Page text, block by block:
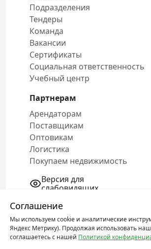
Соглашение
Мы используем cookie и аналитические
Яндекс Метрику). Продолжая использовать
соглашаетесь с нашей Политикой
Подразделения
Тендеры
Команда
Вакансии
Сертификаты
Социальная ответственность
Учебный центр
Партнерам
Арендаторам
Поставщикам
Оптовикам
Логистика
Покупаем недвижимость
Версия для
слабовидящих
Политика конфиденциальности
Соглашение об обработке
данных